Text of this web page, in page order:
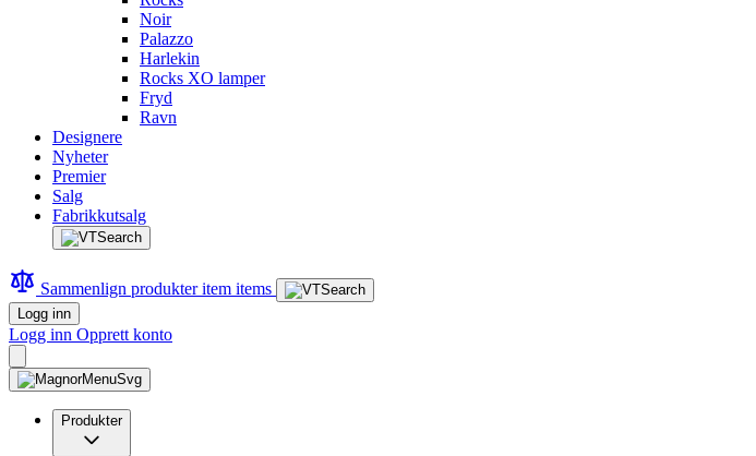
Noir
Palazzo
Harlekin
Rocks XO lamper
Fryd
Ravn
Designere
Nyheter
Premier
Salg
Fabrikkutsalg
Sammenlign produkteritem items
Logg inn
Logg inn Opprett konto
Produkter